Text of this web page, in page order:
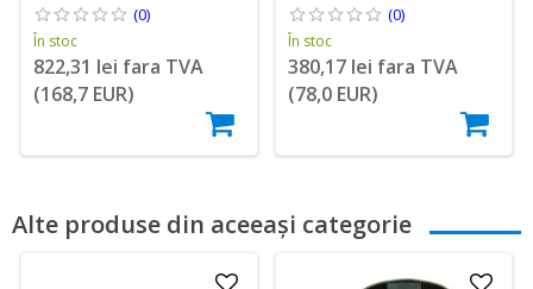
(0)
În stoc
822,31 lei fara TVA
(168,7 EUR)
(0)
În stoc
380,17 lei fara TVA
(78,0 EUR)
Alte produse din aceeași categorie